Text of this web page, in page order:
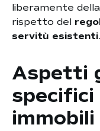
liberamente
rispetto del
servitù esistenti.
Aspetti